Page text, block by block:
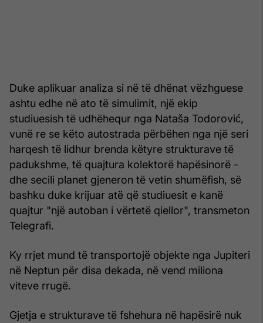
Duke aplikuar analiza si në të dhënat vëzhguese
ashtu edhe në ato të simulimit, një ekip
studiuesish të udhëhequr nga Nataša Todorović,
vunë re se këto autostrada përbëhen nga një seri
harqesh të lidhur brenda këtyre strukturave të
padukshme, të quajtura kolektorë hapësinorë -
dhe secili planet gjeneron të vetin shumëfish, së
bashku duke krijuar atë që studiuesit e kanë
quajtur "një autoban i vërtetë qiellor", transmeton
Telegrafi.
Ky rrjet mund të transportojë objekte nga Jupiteri
në Neptun për disa dekada, në vend miliona
viteve rrugë.
Gjetja e strukturave të fshehura në hapësirë ​​nuk